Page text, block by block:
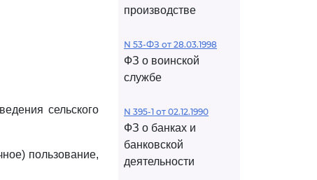
сельского
пользование,
производстве
N 53-ФЗ от 28.03.1998
ФЗ о воинской
службе
N 395-1 от 02.12.1990
ФЗ о банках и
банковской
деятельности